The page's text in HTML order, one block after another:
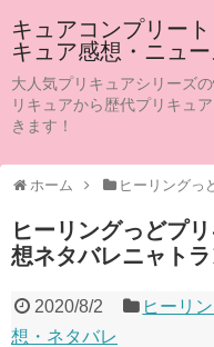
キュアコンプリー
キュア感想・ニュ
大人気プリキュアシリーズ
リキュアから歴代プリキュ
きます！
ホーム ヒーリングっ
ヒーリングっどプ
想ネタバレニャト
2020/8/2 ヒーリ
想・ネタバレ